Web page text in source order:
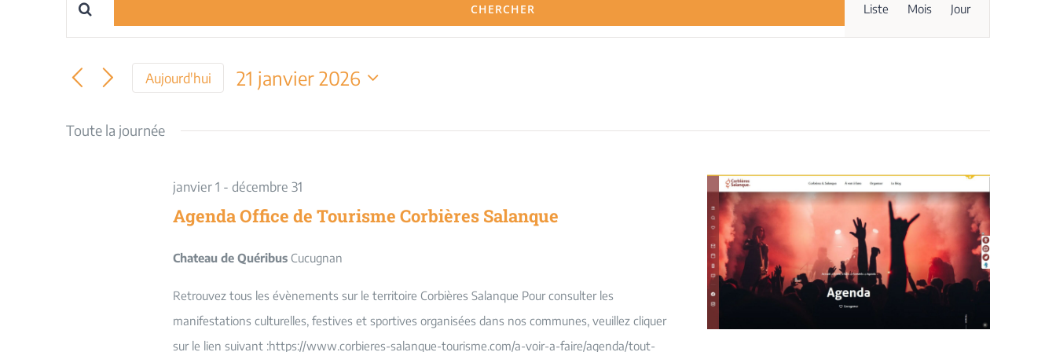
Recherche
et
navigation
de
Évènements
Saisir
Rechercher
par
CHERCHER
de
vues
Liste Mois Jour
Aujourd'hui
21 janvier 2026
date.
Toute la journée
janvier 1 - décembre 31
Agenda Office de Tourisme Corbières Salanque
Chateau de Quéribus Cucugnan
Retrouvez tous les évènements sur le territoire Corbières Salanque Pour consulter les
manifestations culturelles, festives et sportives organisées dans nos communes, veuillez cliquer
sur le lien suivant :https://www.corbieres-salanque-tourisme.com/a-voir-a-faire/agenda/tout-